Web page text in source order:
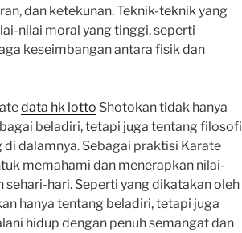
dan ketekunan. Teknik-teknik yang
nilai moral yang tinggi, seperti
keseimbangan antara fisik dan
data hk lotto Shotokan tidak hanya
beladiri, tetapi juga tentang filosofi
dalamnya. Sebagai praktisi Karate
memahami dan menerapkan nilai-
hari. Seperti yang dikatakan oleh
hanya tentang beladiri, tetapi juga
hidup dengan penuh semangat dan